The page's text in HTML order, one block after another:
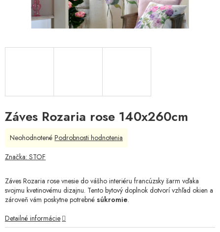
Záves Rozaria rose 140x260cm
Záves Rozaria rose vnesie do vášho interiéru francúzsky šarm vďaka
svojmu kvetinovému dizajnu. Tento bytový doplnok dotvorí vzhľad okien a
zároveň vám poskytne potrebné súkromie.
Detailné informácie
Priemerné
produktu
z
5
hviezdičiek.
Neohodnotené Podrobnosti hodnotenia
Značka: STOF